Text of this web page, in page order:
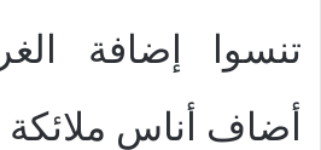
تنسوا إضافة
أضاف أناس